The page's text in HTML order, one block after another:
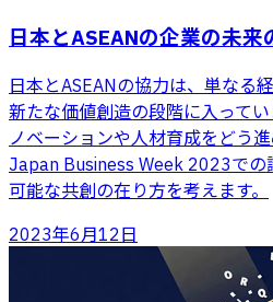
日本とASEANの企業の未来
日本とASEANの協力は、単なる
新たな価値創造の段階に入って
ノベーションや人材育成をどう
Japan Business Week 2023での
可能な共創の在り方を考えます。
2023年6月12日